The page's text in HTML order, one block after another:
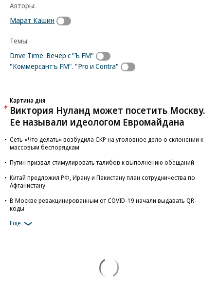
Авторы:
Марат Кашин
Темы:
Drive Time. Вечер c "Ъ FM"
"Коммерсантъ FM". "Pro и Contra"
Картина дня
Виктория Нуланд может посетить Москву.
Ее называли идеологом Евромайдана
Сеть «Что делать» возбудила СКР на уголовное дело о склонении к
массовым беспорядкам
Путин призвал стимулировать талибов к выполнению обещаний
Китай предложил РФ, Ирану и Пакистану план сотрудничества по
Афганистану
В Москве ревакцинированным от COVID-19 начали выдавать QR-
коды
Еще